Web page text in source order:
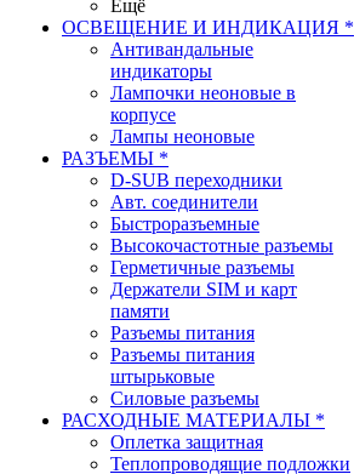
Ещё
ОСВЕЩЕНИЕ И ИНДИКАЦИЯ *
Антивандальные
индикаторы
Лампочки неоновые в
корпусе
Лампы неоновые
РАЗЪЕМЫ *
D-SUB переходники
Авт. соединители
Быстроразъемные
Высокочастотные разъемы
Герметичные разъемы
Держатели SIM и карт
памяти
Разъемы питания
Разъемы питания
штырьковые
Силовые разъемы
РАСХОДНЫЕ МАТЕРИАЛЫ *
Оплетка защитная
Теплопроводящие подложки